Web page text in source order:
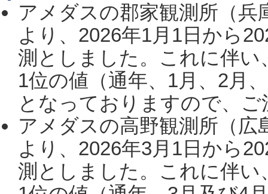
アメダスの郡家観測所（
より、2026年1月1日から
測としました。これに伴い
1位の値（通年、1月、2月
となっておりますので、
アメダスの高野観測所（
より、2026年3月1日から
測としました。これに伴い